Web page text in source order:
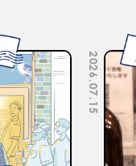
2026.07.15